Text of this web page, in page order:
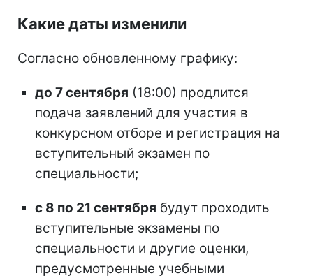
Какие даты изменили
Согласно обновленному графику:
до 7 сентября (18:00) продлится
подача заявлений для участия в
конкурсном отборе и регистрация на
вступительный экзамен по
специальности;
с 8 по 21 сентября будут проходить
вступительные экзамены по
специальности и другие оценки,
предусмотренные учебными